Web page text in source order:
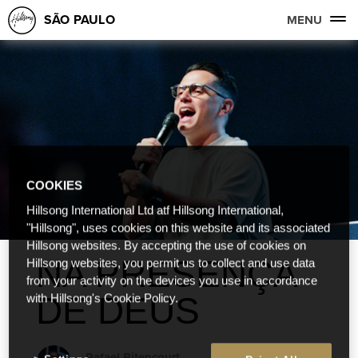
SÃO PAULO MENU
NA PRESENÇA
DE DEUS
COOKIES
Hillsong International Ltd atf Hillsong International,
"Hillsong", uses cookies on this website and its associated
Hillsong websites. By accepting the use of cookies on
Hillsong websites, you permit us to collect and use data
from your activity on the devices you use in accordance
with Hillsong's Cookie Policy.